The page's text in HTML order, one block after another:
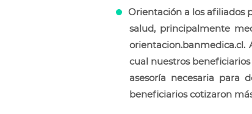
Orientación a los afiliados
salud, principalmente
cual nuestros
asesoría necesaria para
beneficiarios cotizaron